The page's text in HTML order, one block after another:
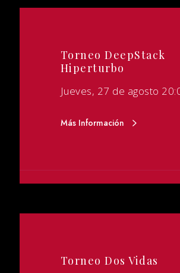
Torneo DeepStack
Hiperturbo
Jueves, 27 de agosto
Más Información
Torneo Dos Vidas